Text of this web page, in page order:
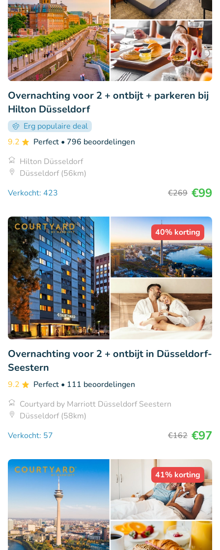
Overnachting voor 2 + ontbijt + parkeren bij
Hilton Düsseldorf
Erg populaire deal
9.2
Perfect • 796 beoordelingen
Hilton Düsseldorf
Düsseldorf (56km)
Verkocht: 423
€269 €99
40% korting
Overnachting voor 2 + ontbijt in Düsseldorf-
Seestern
9.2 Perfect • 111 beoordelingen
Courtyard by Marriott Düsseldorf Seestern
Düsseldorf (58km)
Verkocht: 57
€162 €97
41% korting